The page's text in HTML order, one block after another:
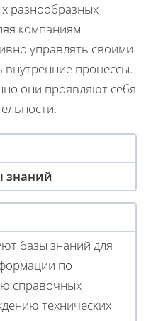
разнообразных
компаниям
управлять своими
процессы.
они проявляют себя
знаний
базы знаний для
по
справочных
технических